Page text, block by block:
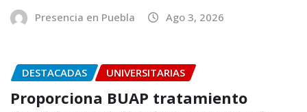
Presencia en Puebla Ago 3, 2026
DESTACADAS UNIVERSITARIAS
Proporciona BUAP tratamiento